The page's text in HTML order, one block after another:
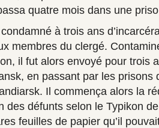
quatre mois dans une
à trois ans
membres du clergé.
il fut alors envoyé pour trois
en passant par les prisons
Il commença alors la
des défunts selon le Typikon de
feuilles de papier qu’il